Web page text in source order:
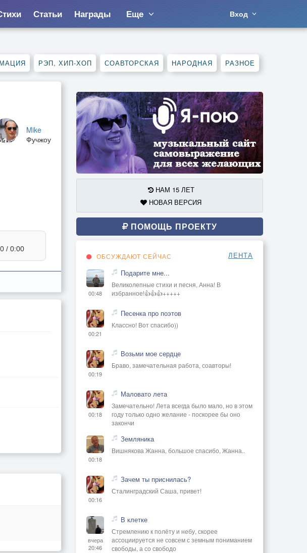
Статьи Награды Еще Вход
РЭП, ХИП-ХОП СОАВТОРСКАЯ НАРОДНАЯ РАЗНОЕ
Mike
Фучжоу
/ 0:00
НАМ 15 ЛЕТ
НОВАЯ ВЕРСИЯ
ПОМОЩЬ ПРОЕКТУ
ОБСУЖДАЮТ СЕЙЧАС ЛЕНТА
00:48
Подарите мне...
Великолепные стихи и песня, Анна! В
избранное!👍👍👍+++++
00:21
Песенка про поэтов
Классно! Вот спасибо))
00:19
Возьми мое сердце
Браво, замечательная работа, соавторы!
00:18
Маловато лета
Замечательно! Лета всегда было мало, но в этом
году только одно желание - поскорее бы оно
закончи
00:18
Земляника
Вишнякова Жанна, большое спасибо, Жанна..
00:16
Зачем ты приснилась?
Сталинградский Саша, привет!
вчера
20:46
В клетке
Стремлению к полёту и небу, скорее
ассоциируется не совсем с земным пониманием
свободы, а со свободо